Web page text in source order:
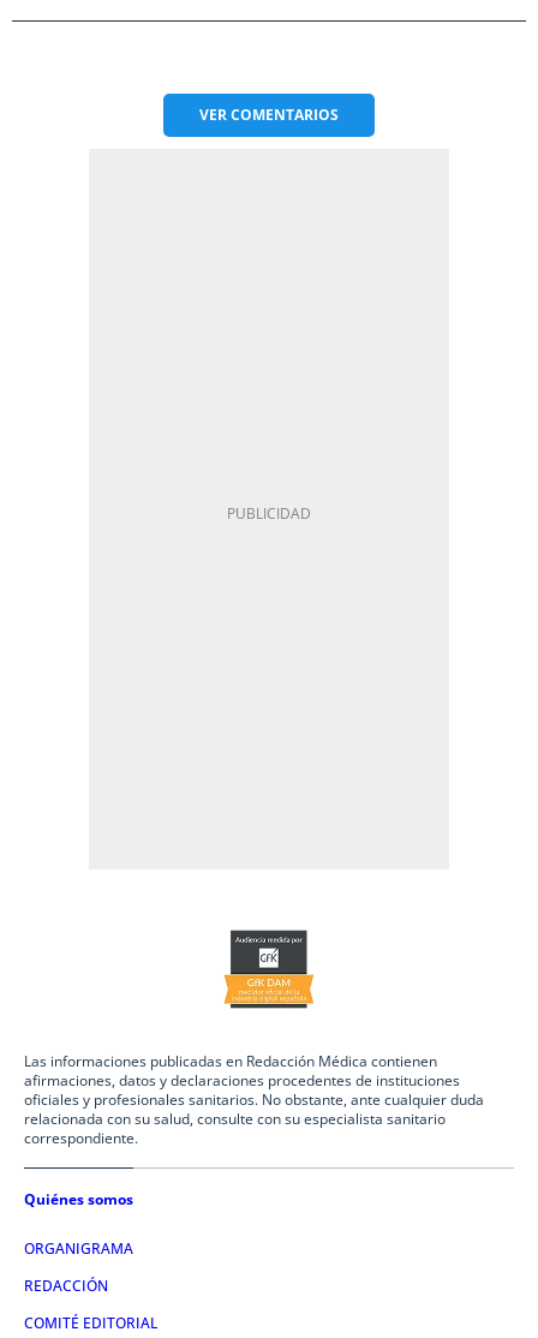
VERCOMENTARIOS
Las informaciones publicadas en Redacción Médica contienen
afirmaciones, datos y declaraciones procedentes de instituciones
oficiales y profesionales sanitarios. No obstante, ante cualquier duda
relacionada con su salud, consulte con su especialista sanitario
correspondiente.
Quiénes somos
ORGANIGRAMA
REDACCIÓN
COMITÉ EDITORIAL